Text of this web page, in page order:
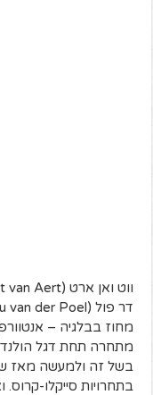
מחוז בבלגיה –
מתחרה תחת דגל
בשל זה ולמעשה מאז
בתחרויות סייקלו-